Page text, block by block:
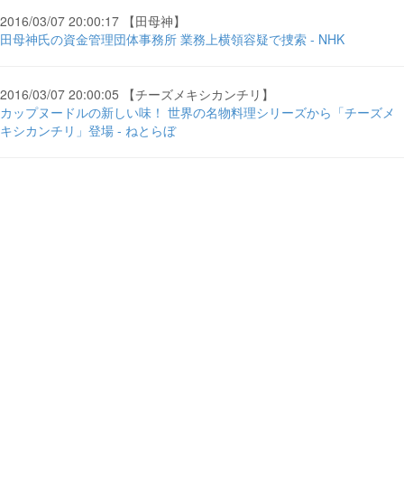
2016/03/07 20:00:17 【田母神】
田母神氏の資金管理団体事務所 業務上横領容疑で捜索 - NHK
2016/03/07 20:00:05 【チーズメキシカンチリ】
カップヌードルの新しい味！ 世界の名物料理シリーズから「チーズメ
キシカンチリ」登場 - ねとらぼ